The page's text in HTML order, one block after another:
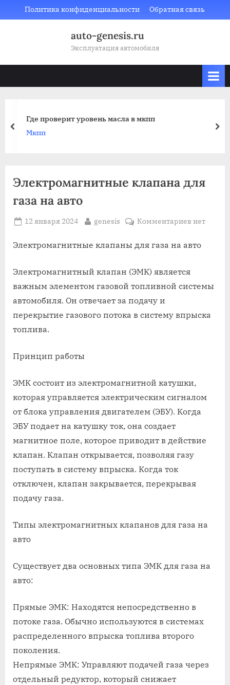
to
Политика конфиденциальности Обратная связь
auto-genesis.ru
Эксплуатация автомобиля
Где проверит уровень масла в мкпп
Мкпп
prev
Электромагнитные клапана для
газа на авто
Posted
12 января 2024 By
genesis Комментариевк
на
нет
Электромагнитные клапаны для газа на авто
Электромагнитный клапан (ЭМК) является
важным элементом газовой топливной системы
автомобиля. Он отвечает за подачу и
перекрытие газового потока в систему впрыска
топлива.
Принцип работы
ЭМК состоит из электромагнитной катушки,
которая управляется электрическим сигналом
от блока управления двигателем (ЭБУ). Когда
ЭБУ подает на катушку ток, она создает
магнитное поле, которое приводит в действие
клапан. Клапан открывается, позволяя газу
поступать в систему впрыска. Когда ток
отключен, клапан закрывается, перекрывая
подачу газа.
Типы электромагнитных клапанов для газа на
авто
Существует два основных типа ЭМК для газа на
авто:
Прямые ЭМК: Находятся непосредственно в
потоке газа. Обычно используются в системах
распределенного впрыска топлива второго
поколения.
Непрямые ЭМК: Управляют подачей газа через
отдельный редуктор, который снижает